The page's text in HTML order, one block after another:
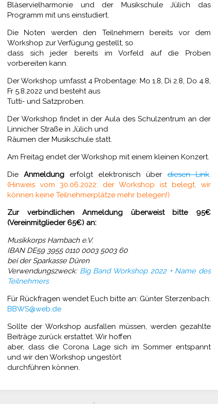
Bläservielharmonie und der Musikschule Jülich das
Programm mit uns einstudiert.
Die Noten werden den Teilnehmern bereits vor dem
Workshop zur Verfügung gestellt, so
dass sich jeder bereits im Vorfeld auf die Proben
vorbereiten kann.
Der Workshop umfasst 4 Probentage: Mo 1.8, Di 2.8, Do 4.8,
Fr 5.8.2022 und besteht aus
Tutti- und Satzproben.
Der Workshop findet in der Aula des Schulzentrum an der
Linnicher Straße in Jülich und
Räumen der Musikschule statt.
Am Freitag endet der Workshop mit einem kleinen Konzert.
Die Anmeldung erfolgt elektronisch über diesen Link.
(Hinweis vom 30.06.2022: der Workshop ist belegt, wir
können keine Teilnehmerplätze mehr belegen!)
Zur verbindlichen Anmeldung überweist bitte 95€
(Vereinmitglieder 65€) an:
Musikkorps Hambach e.V.
IBAN DE59 3955 0110 0003 5003 60
bei der Sparkasse Düren
Verwendungszweck: Big Band Workshop 2022 + Name des
Teilnehmers
Für Rückfragen wendet Euch bitte an: Günter Sterzenbach:
BBWS@web.de
Sollte der Workshop ausfallen müssen, werden gezahlte
Beiträge zurück erstattet. Wir hoffen
aber, dass die Corona Lage sich im Sommer entspannt
und wir den Workshop ungestört
durchführen können.